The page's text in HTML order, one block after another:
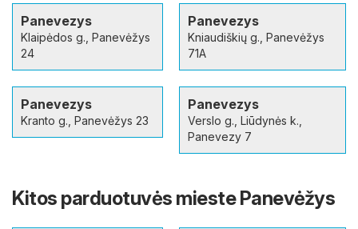
Panevezys
Klaipėdos g., Panevėžys
24
Panevezys
Kniaudiškių g., Panevėžys
71A
Panevezys
Kranto g., Panevėžys 23
Panevezys
Verslo g., Liūdynės k.,
Panevezy 7
Kitos parduotuvės mieste Panevėžys